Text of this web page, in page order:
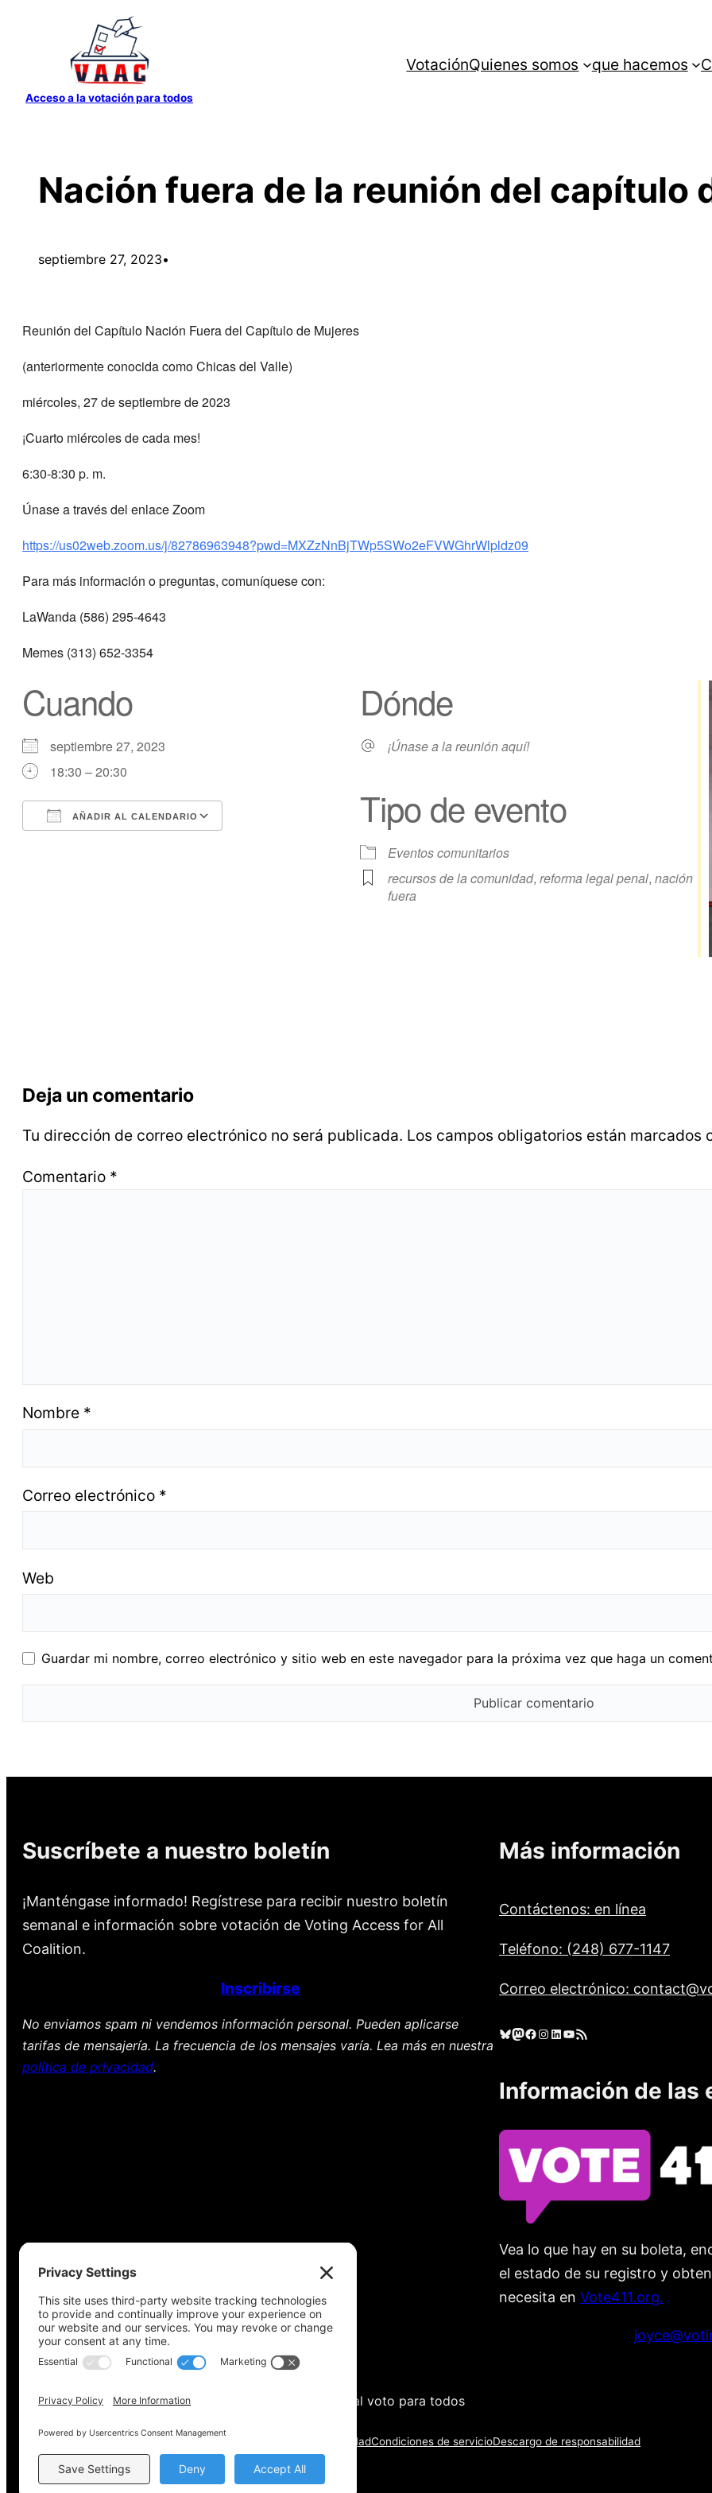
contenido
Acceso a la votación para todos
VotaciónQuienes somos que hacemos
Nación fuera de la reunión del capítulo
septiembre 27, 2023•
Reunión del Capítulo Nación Fuera del Capítulo de Mujeres
(anteriormente conocida como Chicas del Valle)
miércoles, 27 de septiembre de 2023
¡Cuarto miércoles de cada mes!
6:30-8:30 p. m.
Únase a través del enlace Zoom
https://us02web.zoom.us/j/82786963948?pwd=MXZzNnBjTWp5SWo2eFVWGhrWlpldz09
Para más información o preguntas, comuníquese con:
LaWanda (586) 295-4643
Memes (313) 652-3354
Cuando
septiembre 27, 2023
18:30 – 20:30
AÑADIR AL CALENDARIO
iCalendar
Dónde
¡Únase a la reunión aquí!
Tipo de evento
Eventos comunitarios
recursos de la comunidad, reforma legal penal, nación
fuera
Deja un comentario
Tu dirección de correo electrónico no será publicada. Los campos obligatorios están marcados
Comentario *
Nombre *
Correo electrónico *
Web
Guardar mi nombre, correo electrónico y sitio web en este navegador para la próxima vez que haga un
Suscríbete a nuestro boletín
¡Manténgase informado! Regístrese para recibir nuestro boletín
semanal e información sobre votación de Voting Access for All
Coalition.
Inscribirse
No enviamos spam ni vendemos información personal. Pueden aplicarse
tarifas de mensajería. La frecuencia de los mensajes varía. Lea más en nuestra
política de privacidad.
Más información
Contáctenos: en línea
Teléfono: (248) 677-1147
Correo electrónico:
Cielo azul Mastodonte Facebook Instagram LinkedIn YouTube Feed RSS
Información de las
Vea lo que hay en su boleta,
el estado de su registro y
necesita en Vote411.org.
Derechos de autor © 2022-2024 Coalición de acceso al voto para todos
Política de privacidad Política de cookies Configuración de privacidadCondiciones de servicioDescargo de responsabilidad